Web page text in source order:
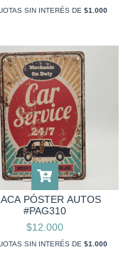
SIN INTERÉS DE $1.000
PÓSTER AUTOS
#PAG310
$12.000
SIN INTERÉS DE $1.000